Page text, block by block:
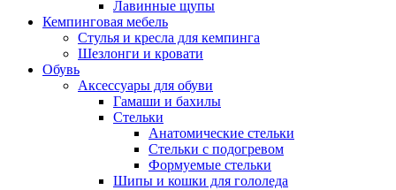
Лавинные щупы
Кемпинговая мебель
Стулья и кресла для кемпинга
Шезлонги и кровати
Обувь
Аксессуары для обуви
Гамаши и бахилы
Стельки
Анатомические стельки
Стельки с подогревом
Формуемые стельки
Шипы и кошки для гололеда